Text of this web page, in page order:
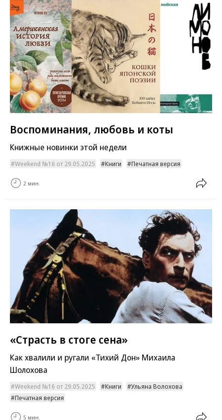
Воспоминания, любовь и коты
Книжные новинки этой недели
Weekend №16 от 29.05.2025 Книги Печатная версия
2 мин.
«Страсть в стоге сена»
Как хвалили и ругали «Тихий Дон» Михаила
Шолохова
Weekend №16 от 29.05.2025 Книги
Ульяна Волохова
Печатная версия
5 мин.